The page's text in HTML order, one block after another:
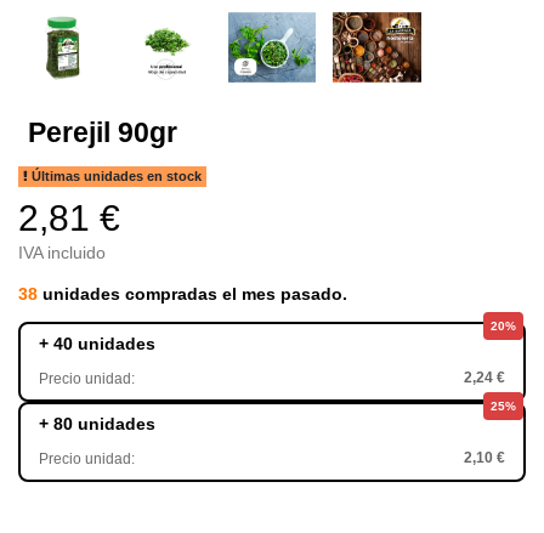
Perejil 90gr
Últimas unidades en stock
2,81 €
IVA incluido
38 unidades compradas el mes pasado.
20%
+ 40 unidades
Precio unidad: 2,24 €
25%
+ 80 unidades
Precio unidad: 2,10 €